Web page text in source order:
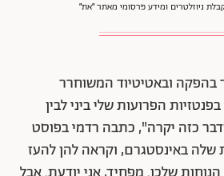
ניוזלטרים ומידע פרסומי מאתר ״את״
בהפקה ובאטיטיוד המשוחרר
הפרועות שלי ביני לבין
כזה יקרה", כתבה רדמי בפוסט
באינסטגרם, וקראה להן להעז